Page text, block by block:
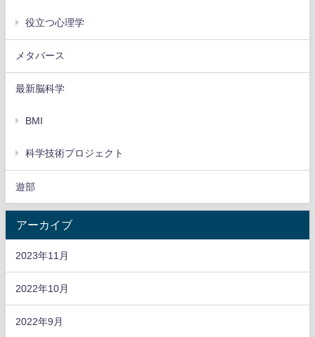
役立つ心理学
メタバース
最新脳科学
BMI
科学技術プロジェクト
遊部
アーカイブ
2023年11月
2022年10月
2022年9月